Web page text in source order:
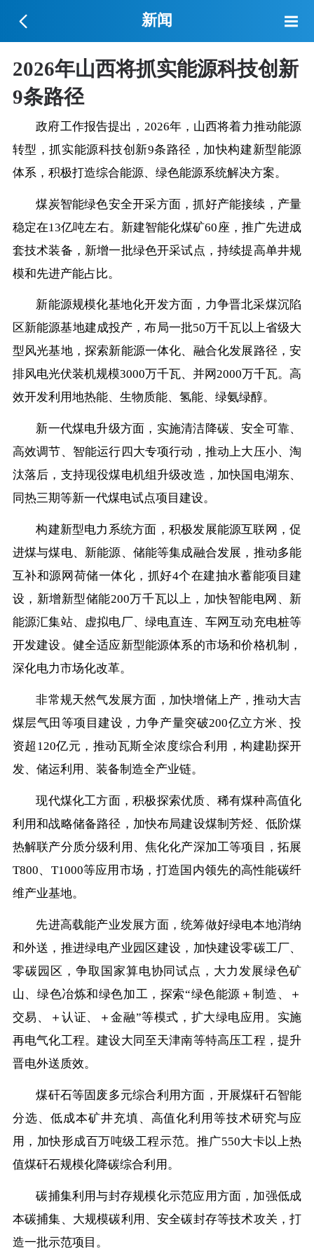
新闻
2026年山西将抓实能源科技创新
9条路径
政府工作报告提出，2026年，山西将着力推动能源
转型，抓实能源科技创新9条路径，加快构建新型能源
体系，积极打造综合能源、绿色能源系统解决方案。
煤炭智能绿色安全开采方面，抓好产能接续，产量
稳定在13亿吨左右。新建智能化煤矿60座，推广先进成
套技术装备，新增一批绿色开采试点，持续提高单井规
模和先进产能占比。
新能源规模化基地化开发方面，力争晋北采煤沉陷
区新能源基地建成投产，布局一批50万千瓦以上省级大
型风光基地，探索新能源一体化、融合化发展路径，安
排风电光伏装机规模3000万千瓦、并网2000万千瓦。高
效开发利用地热能、生物质能、氢能、绿氨绿醇。
新一代煤电升级方面，实施清洁降碳、安全可靠、
高效调节、智能运行四大专项行动，推动上大压小、淘
汰落后，支持现役煤电机组升级改造，加快国电湖东、
同热三期等新一代煤电试点项目建设。
构建新型电力系统方面，积极发展能源互联网，促
进煤与煤电、新能源、储能等集成融合发展，推动多能
互补和源网荷储一体化，抓好4个在建抽水蓄能项目建
设，新增新型储能200万千瓦以上，加快智能电网、新
能源汇集站、虚拟电厂、绿电直连、车网互动充电桩等
开发建设。健全适应新型能源体系的市场和价格机制，
深化电力市场化改革。
非常规天然气发展方面，加快增储上产，推动大吉
煤层气田等项目建设，力争产量突破200亿立方米、投
资超120亿元，推动瓦斯全浓度综合利用，构建勘探开
发、储运利用、装备制造全产业链。
现代煤化工方面，积极探索优质、稀有煤种高值化
利用和战略储备路径，加快布局建设煤制芳烃、低阶煤
热解联产分质分级利用、焦化化产深加工等项目，拓展
T800、T1000等应用市场，打造国内领先的高性能碳纤
维产业基地。
先进高载能产业发展方面，统筹做好绿电本地消纳
和外送，推进绿电产业园区建设，加快建设零碳工厂、
零碳园区，争取国家算电协同试点，大力发展绿色矿
山、绿色冶炼和绿色加工，探索“绿色能源＋制造、＋
交易、＋认证、＋金融”等模式，扩大绿电应用。实施
再电气化工程。建设大同至天津南等特高压工程，提升
晋电外送质效。
煤矸石等固废多元综合利用方面，开展煤矸石智能
分选、低成本矿井充填、高值化利用等技术研究与应
用，加快形成百万吨级工程示范。推广550大卡以上热
值煤矸石规模化降碳综合利用。
碳捕集利用与封存规模化示范应用方面，加强低成
本碳捕集、大规模碳利用、安全碳封存等技术攻关，打
造一批示范项目。